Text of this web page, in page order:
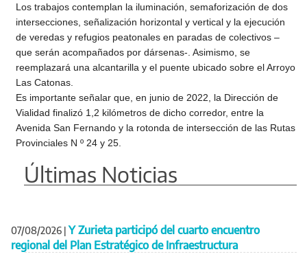
Los trabajos contemplan la iluminación, semaforización de dos
intersecciones, señalización horizontal y vertical y la ejecución
de veredas y refugios peatonales en paradas de colectivos –
que serán acompañados por dársenas-. Asimismo, se
reemplazará una alcantarilla y el puente ubicado sobre el Arroyo
Las Catonas.
Es importante señalar que, en junio de 2022, la Dirección de
Vialidad finalizó 1,2 kilómetros de dicho corredor, entre la
Avenida San Fernando y la rotonda de intersección de las Rutas
Provinciales N º 24 y 25.
Últimas Noticias
07/08/2026 | Y Zurieta participó del cuarto encuentro
regional del Plan Estratégico de Infraestructura